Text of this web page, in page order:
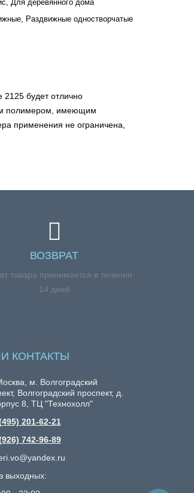
Для деревянного дома
Раздвижные одностворчатые
2125 будет отлично
полимером, имеющим
применения не ограничена,
ВОЗВРАТ
товара принимается в течении
14 дней
КОНТАКТЫ
м. Волгоградский
Волгоградский проспект, д.
8, ТЦ "Технохолл"
201-62-21
742-96-89
выходных: